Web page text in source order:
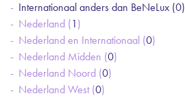
Internationaal anders dan BeNeLux (0)
Nederland (1)
Nederland en Internationaal (0)
Nederland Midden (0)
Nederland Noord (0)
Nederland West (0)